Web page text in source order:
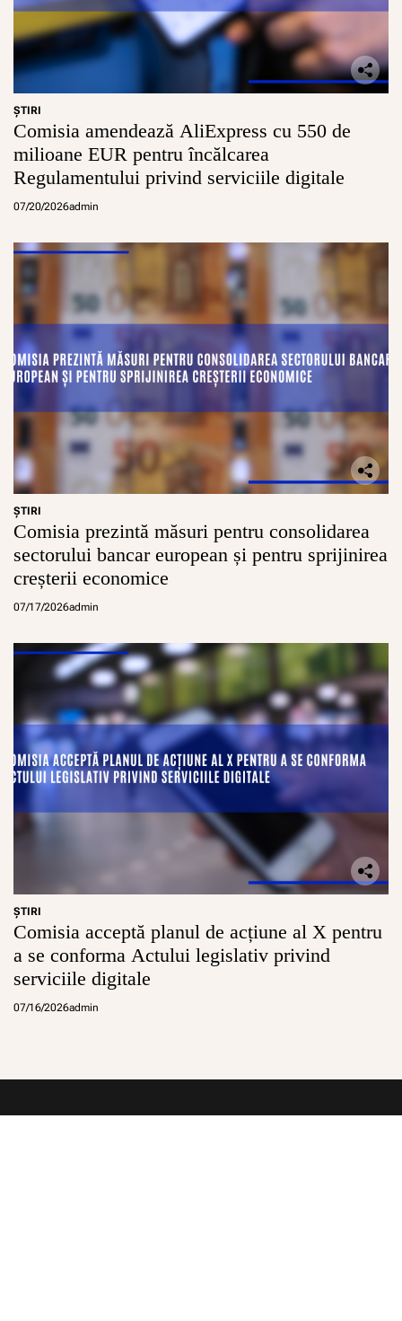
ŞTIRI
Comisia amendează AliExpress cu 550 de
milioane EUR pentru încălcarea
Regulamentului privind serviciile digitale
07/20/2026admin
ŞTIRI
Comisia prezintă măsuri pentru consolidarea
sectorului bancar european și pentru sprijinirea
creșterii economice
07/17/2026admin
ŞTIRI
Comisia acceptă planul de acțiune al X pentru
a se conforma Actului legislativ privind
serviciile digitale
07/16/2026admin